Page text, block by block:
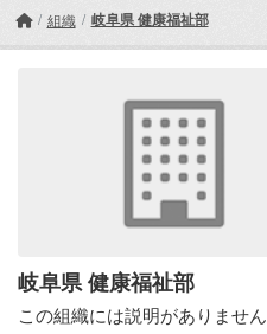
組織 岐阜県 健康福祉部
岐阜県 健康福祉部
この組織には説明がありません